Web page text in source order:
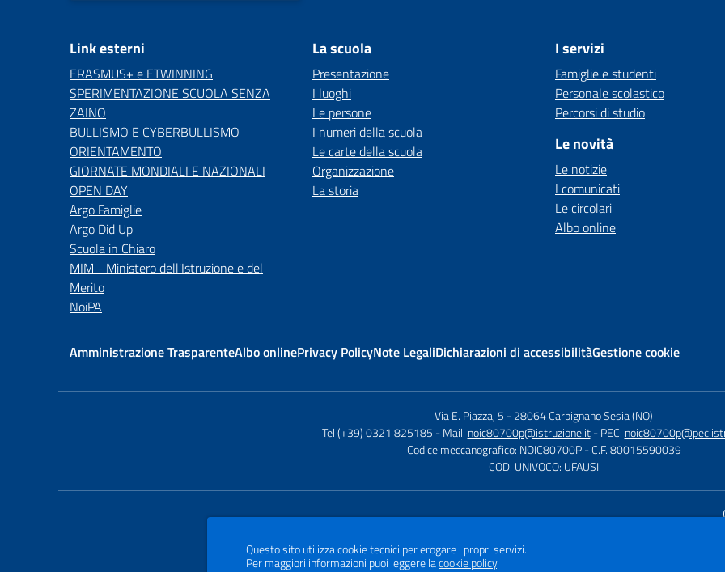
Link esterni
ERASMUS+ e ETWINNING
SPERIMENTAZIONE SCUOLA SENZA
ZAINO
BULLISMO E CYBERBULLISMO
ORIENTAMENTO
GIORNATE MONDIALI E NAZIONALI
OPEN DAY
Argo Famiglie
Argo Did Up
Scuola in Chiaro
MIM - Ministero dell'Istruzione e del
Merito
NoiPA
La scuola
Presentazione
I luoghi
Le persone
I numeri della scuola
Le carte della scuola
Organizzazione
La storia
I servizi
Famiglie e studenti
Personale scolastico
Percorsi di studio
Le novità
Le notizie
I comunicati
Le circolari
Albo online
Amministrazione TrasparenteAlbo onlinePrivacy PolicyNote LegaliDichiarazioni di accessibilitàGestione cookie
Via E. Piazza, 5 -28064 Carpignano Sesia (NO)
Tel (+39) 0321 825185 - Mail: noic80700p@istruzione.it - PEC:
Codice meccanografico: NOIC80700P - C.F. 80015590039
COD. UNIVOCO: UFAUSI
Questo sito utilizza cookie tecnici per erogare i propri servizi.
Per maggiori informazioni puoi leggere lacookie policy.